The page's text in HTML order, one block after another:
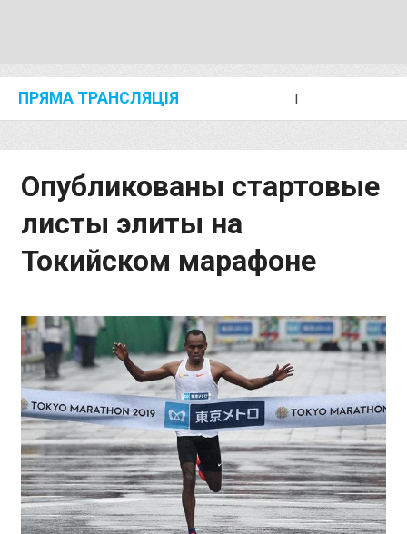
ПРЯМА ТРАНСЛЯЦІЯ I
Опубликованы стартовые
листы элиты на
Токийском марафоне